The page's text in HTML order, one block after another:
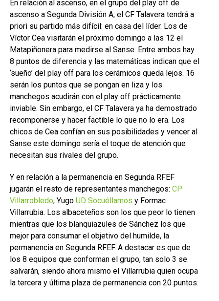
En relación al ascenso, en el grupo del play off de
ascenso a Segunda División A, el CF Talavera tendrá a
priori su partido más difícil: en casa del líder. Los de
Víctor Cea visitarán el próximo domingo a las 12 el
Matapiñonera para medirse al Sanse. Entre ambos hay
8 puntos de diferencia y las matemáticas indican que el
‘sueño’ del play off para los cerámicos queda lejos. 16
serán los puntos que se pongan en liza y los
manchegos acudirán con el play off prácticamente
inviable. Sin embargo, el CF Talavera ya ha demostrado
recomponerse y hacer factible lo que no lo era. Los
chicos de Cea confían en sus posibilidades y vencer al
Sanse este domingo sería el toque de atención que
necesitan sus rivales del grupo.
Y en relación a la permanencia en Segunda RFEF
jugarán el resto de representantes manchegos: CP
Villarrobledo, Yugo UD Socuéllamos y Formac
Villarrubia. Los albaceteños son los que peor lo tienen
mientras que los blanquiazules de Sánchez los que
mejor para consumar el objetivo del humilde, la
permanencia en Segunda RFEF. A destacar es que de
los 8 equipos que conforman el grupo, tan solo 3 se
salvarán, siendo ahora mismo el Villarrubia quien ocupa
la tercera y última plaza de permanencia con 20 puntos.